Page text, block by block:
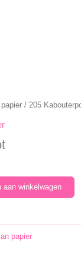
/ 205
aan winkelwagen
papier